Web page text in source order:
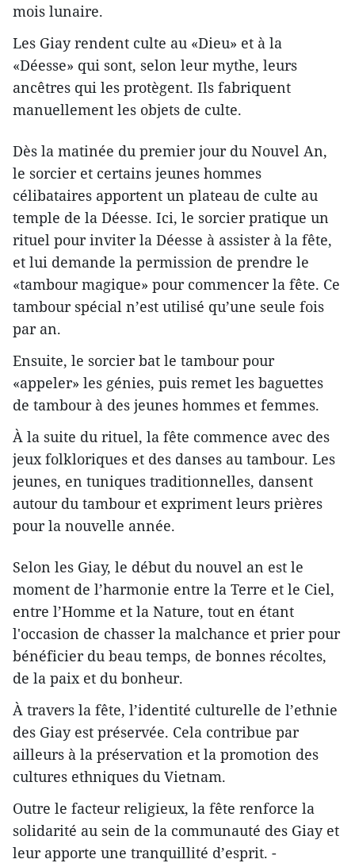
mois lunaire.
Les Giay rendent culte au «Dieu» et à la
«Déesse» qui sont, selon leur mythe, leurs
ancêtres qui les protègent. Ils ​fabriquent
manuellement les objets de culte.
Dès la matinée du premier jour du Nouvel An,
le sorcier et certains jeunes hommes
célibataires apportent un plateau de culte au
temple de la Déesse. Ici, le sorcier pratique un
rituel pour inviter la Déesse à assister à la fête,
et lui demande la permission de prendre le
«tambour magique» pour commencer la fête. Ce
tambour spécial n’est utilisé qu’une seule fois
par an.
Ensuite, le sorcier bat le tambour pour
«appeler» les génies, puis remet les baguettes
de tambour ​à des jeunes hommes et femmes.
À la suite du rituel, la fête commence avec des
jeux folkloriques et des danses au tambour. Les
jeunes, en tuniques traditionnelles, dansent
autour du tambour et expriment leurs prières
pour la nouvelle année.
Selon les Giay, le début du nouvel an est le
moment de l’harmonie entre la Terre et le Ciel,
entre l’Homme et la Nature, ​tout en étant ​
l'occasion ​de chasser l​a malchance et prier pour
bénéficier du beau temps, de bonnes récoltes,
de la paix et du bonheur.
À travers la fête, l’identité culturelle de l’ethnie
des Giay est préservée. Cela contribue par
ailleurs à la préservation et la promotion des
cultures ethniques du Vietnam.
Outre le facteur religieux, la fête renforce la
solidarité au sein de la communauté des Giay et
leur apporte une tranquillité d’esprit. -